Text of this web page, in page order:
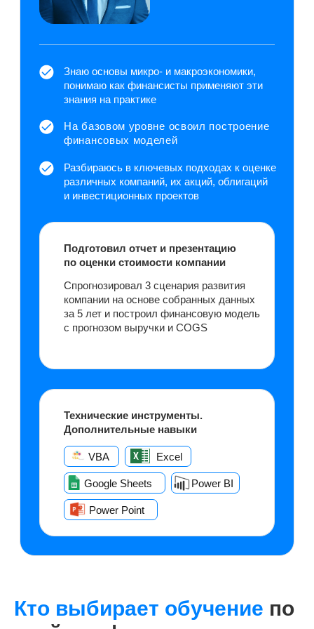
Power Point
Кто выбирает обучение по
Обучение через практику
Программа построена вокруг реальных
кейсов и практических заданий. Уже
на этапе обучения вы научитесь
рассчитывать ключевые финансовые
показатели — например, определять
базовую цену на основе затратных
моделей